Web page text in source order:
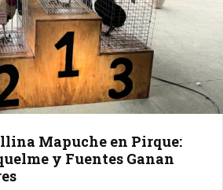
Mapuche en Pirque:
y Fuentes Ganan